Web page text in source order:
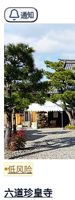
通知
低风险
六道珍皇寺